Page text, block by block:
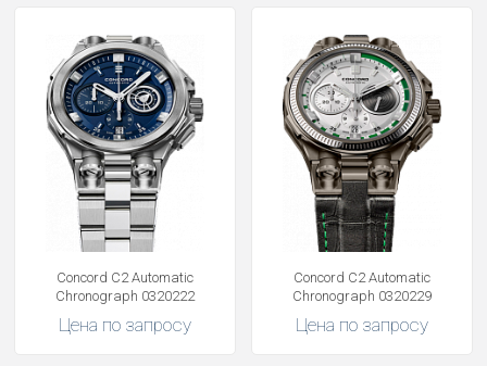
Concord C2 Automatic
Chronograph 0320222
Цена по запросу
Concord C2 Automatic
Chronograph 0320229
Цена по запросу